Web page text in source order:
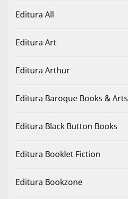
Editura All
Editura Art
Editura Arthur
Editura Baroque Books & Arts
Editura Black Button Books
Editura Booklet Fiction
Editura Bookzone